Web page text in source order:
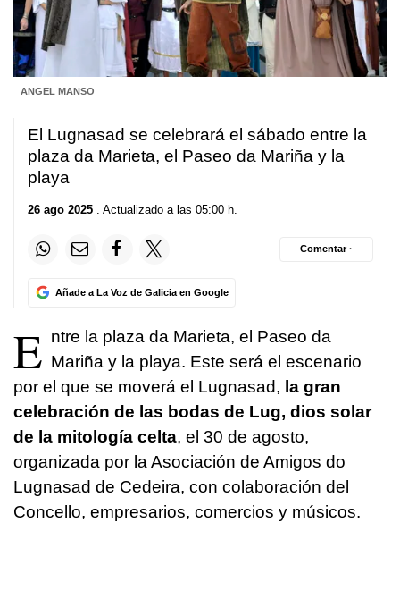
ANGEL MANSO
El Lugnasad se celebrará el sábado entre la
plaza da Marieta, el Paseo da Mariña y la
playa
26 ago 2025 . Actualizado a las 05:00 h.
Añade a La Voz de Galicia en Google
Comentar ·
E ntre la plaza da Marieta, el Paseo da
Mariña y la playa. Este será el escenario
por el que se moverá el Lugnasad, la gran
celebración de las bodas de Lug, dios solar
de la mitología celta, el 30 de agosto,
organizada por la Asociación de Amigos do
Lugnasad de Cedeira, con colaboración del
Concello, empresarios, comercios y músicos.